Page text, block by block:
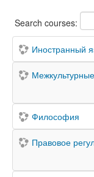
Search courses:
Иностранный
Философия